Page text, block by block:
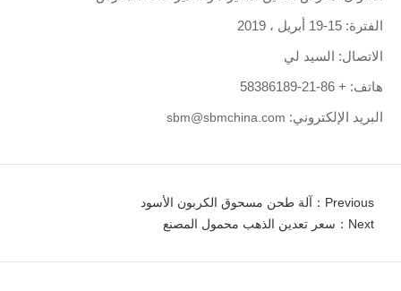
الفترة: 15-19 أبريل ، 2019
الاتصال: السيد لي
هاتف: + 86-21-58386189
البريد الإلكتروني: sbm@sbmchina.com
Previous：آلة طحن مسحوق الكربون الأسود
Next：سعر تعدين الذهب محمول المصنع